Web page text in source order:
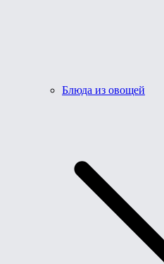
Блюда из овощей